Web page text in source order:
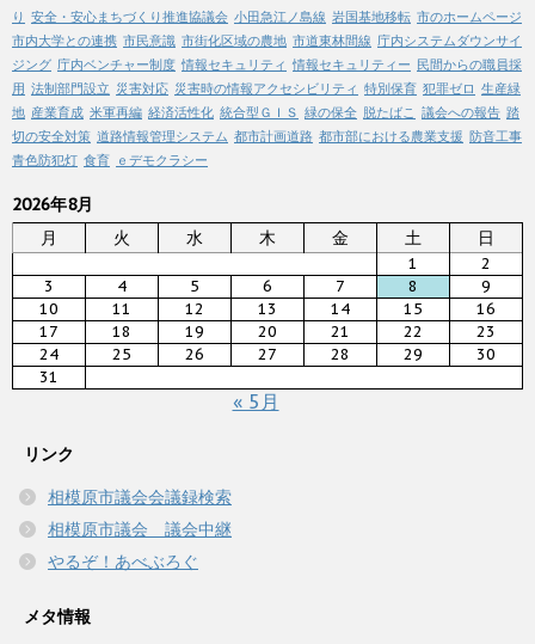
り 安全・安心まちづくり推進協議会 小田急江ノ島線 岩国基地移転 市のホームページ
市内大学との連携 市民意識 市街化区域の農地 市道東林間線 庁内システムダウンサイ
ジング 庁内ベンチャー制度 情報セキュリティ 情報セキュリティー 民間からの職員採
用 法制部門設立 災害対応 災害時の情報アクセシビリティ 特別保育 犯罪ゼロ 生産緑
地 産業育成 米軍再編 経済活性化 統合型ＧＩＳ 緑の保全 脱たばこ 議会への報告 踏
切の安全対策 道路情報管理システム 都市計画道路 都市部における農業支援 防音工事
青色防犯灯 食育 ｅデモクラシー
2026年8月
月
火 水 木 金 土 日
1
2
3
4 5 6 7 8
9
10
11 12 13 14 15
16
17
18 19 20 21 22
23
24
25 26 27 28 29
30
31
« 5月
リンク
相模原市議会会議録検索
相模原市議会 議会中継
やるぞ！あべぶろぐ
メタ情報